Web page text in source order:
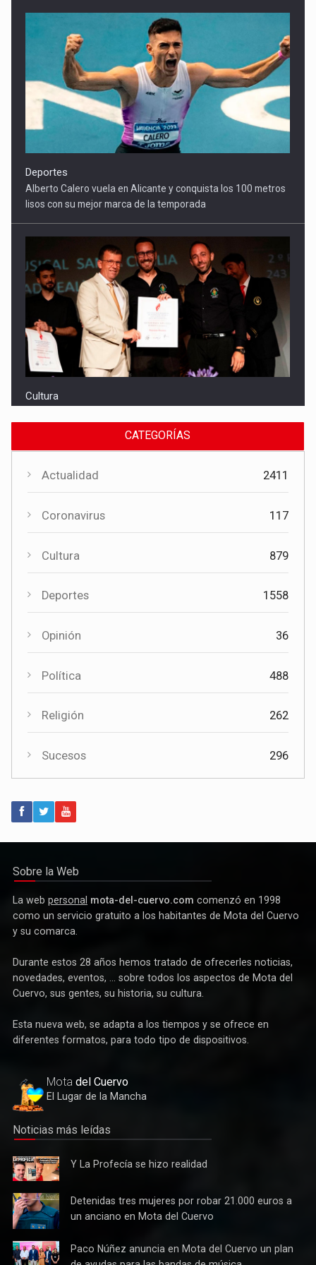
lisos con su mejor marca de la temporada
Cultura
del Cuervo con 18.000 euros
Cultura
El Certamen "Villa Cervantina" vuelve a situar a Mota del
Política
Deportes
CATEGORÍAS
Actualidad 2411
Coronavirus 117
Cultura 879
Deportes 1558
Opinión 36
Política 488
Religión 262
La webpersonal mota-del-cuervo.comcomenzó en 1998
como un servicio gratuito a los habitantes de Mota del Cuervo
Durante estos 28 años hemos tratado de ofrecerles noticias,
novedades, eventos, ... sobre todos los aspectos de Mota del
Esta nueva web, se adapta a los tiempos y se ofrece en
Motadel Cuervo
Y La
Profecía
se hizo
realidad
Detenidas
tres
mujeres
por robar
Detenidas tres mujeres por robar 21.000 euros a